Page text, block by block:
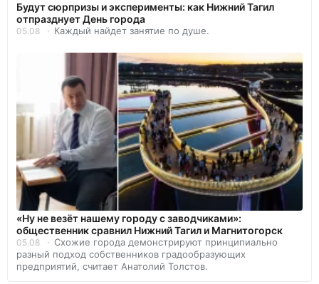
Будут сюрпризы и эксперименты: как Нижний Тагил
отпразднует День города
05.08 Каждый найдет занятие по душе.
«Ну не везёт нашему городу с заводчиками»:
общественник сравнил Нижний Тагил и Магнитогорск
05.08
Схожие города демонстрируют принципиально
разный подход собственников градообразующих
предприятий, считает Анатолий Толстов.